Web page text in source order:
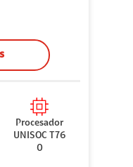
Procesador
UNISOC T76
0